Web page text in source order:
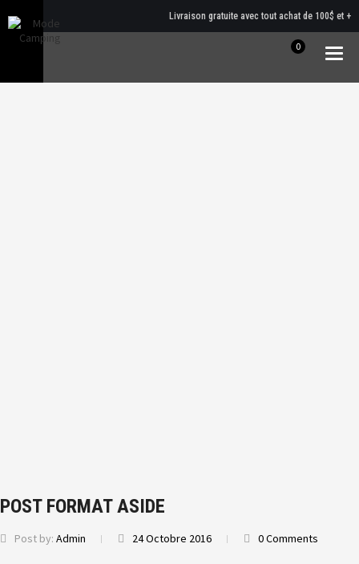
Livraison gratuite avec tout achat de 100$ et +
0
POST FORMAT ASIDE
Post by: Admin 24 Octobre 2016 0 Comments